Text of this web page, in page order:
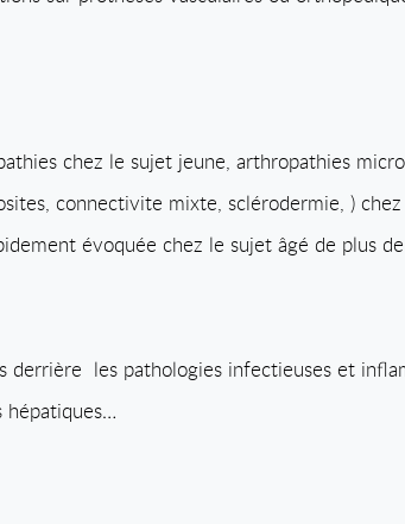
chez le sujet jeune, arthropathies
connectivite mixte, sclérodermie, )
évoquée chez le sujet âgé de plus
derrière les pathologies infectieuses et
hépatiques…